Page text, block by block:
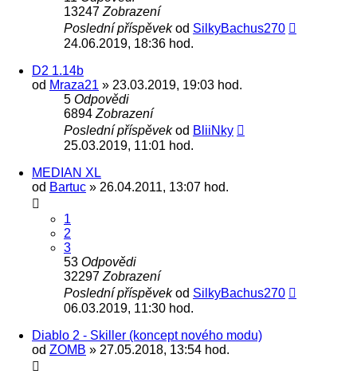
13247 Zobrazení
Poslední příspěvekod SilkyBachus270
24.06.2019, 18:36 hod.
D2 1.14b
od Mraza21 » 23.03.2019, 19:03 hod.
5 Odpovědi
6894 Zobrazení
Poslední příspěvekod BliiNky
25.03.2019, 11:01 hod.
MEDIAN XL
od Bartuc » 26.04.2011, 13:07 hod.
1
2
3
53 Odpovědi
32297 Zobrazení
Poslední příspěvekod SilkyBachus270
06.03.2019, 11:30 hod.
Diablo 2 - Skiller (koncept nového modu)
od ZOMB » 27.05.2018, 13:54 hod.